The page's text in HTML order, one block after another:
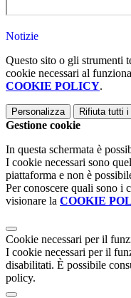
Notizie
Questo sito o gli strumenti
cookie necessari al
COOKIE POLICY.
Personalizza Rifiuta tutti i
Gestione cookie
In questa schermata è
I cookie necessari sono
piattaforma e non è
Per conoscere quali sono i
visionare la COOKIE
Cookie necessari per il
I cookie necessari per il
disabilitati. È possibile
policy.